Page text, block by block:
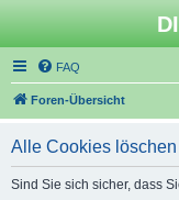
FAQ
Foren-Übersicht
Alle Cookies löschen
Sind Sie sich sicher, dass